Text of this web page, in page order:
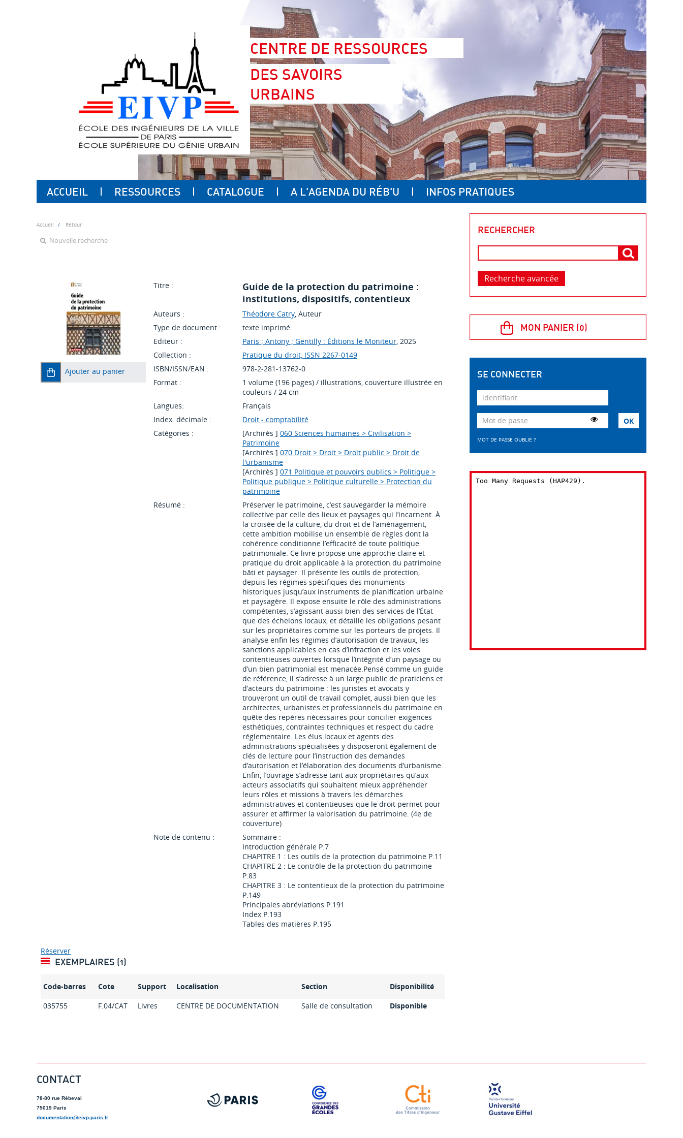
CENTRE DE RESSOURCES
DES SAVOIRS
URBAINS
ACCUEIL RESSOURCES CATALOGUE A L'AGENDA DU RÉB'U INFOS PRATIQUES
Accueil Retour
Nouvelle recherche
Ajouter au panier
Titre :
Guide de la protection du patrimoine :
institutions, dispositifs, contentieux
Auteurs : Théodore Catry, Auteur
Type de document :
texte imprimé
Editeur :
Paris ; Antony ; Gentilly : Éditions le Moniteur, 2025
Collection :
Pratique du droit, ISSN 2267-0149
ISBN/ISSN/EAN :
978-2-281-13762-0
Format :
1 volume (196 pages) / illustrations, couverture illustrée en
couleurs / 24 cm
Langues:
Français
Index. décimale :
Droit - comptabilité
Catégories :
[Archirès ]060 Sciences humaines > Civilisation >
Patrimoine
[Archirès ]070 Droit > Droit > Droit public > Droit de
l'urbanisme
[Archirès ]071 Politique et pouvoirs publics > Politique >
Politique publique > Politique culturelle > Protection du
patrimoine
Résumé :
Préserver le patrimoine, c’est sauvegarder la mémoire
collective par celle des lieux et paysages qui l’incarnent. À
la croisée de la culture, du droit et de l’aménagement,
cette ambition mobilise un ensemble de règles dont la
cohérence conditionne l’efficacité de toute politique
patrimoniale. Ce livre propose une approche claire et
pratique du droit applicable à la protection du patrimoine
bâti et paysager. Il présente les outils de protection,
depuis les régimes spécifiques des monuments
historiques jusqu’aux instruments de planification urbaine
et paysagère. Il expose ensuite le rôle des administrations
compétentes, s’agissant aussi bien des services de l’État
que des échelons locaux, et détaille les obligations pesant
sur les propriétaires comme sur les porteurs de projets. Il
analyse enfin les régimes d’autorisation de travaux, les
sanctions applicables en cas d’infraction et les voies
contentieuses ouvertes lorsque l’intégrité d’un paysage ou
d’un bien patrimonial est menacée.Pensé comme un guide
de référence, il s’adresse à un large public de praticiens et
d’acteurs du patrimoine : les juristes et avocats y
trouveront un outil de travail complet, aussi bien que les
architectes, urbanistes et professionnels du patrimoine en
quête des repères nécessaires pour concilier exigences
esthétiques, contraintes techniques et respect du cadre
réglementaire. Les élus locaux et agents des
administrations spécialisées y disposeront également de
clés de lecture pour l’instruction des demandes
d’autorisation et l’élaboration des documents d’urbanisme.
Enfin, l’ouvrage s’adresse tant aux propriétaires qu’aux
acteurs associatifs qui souhaitent mieux appréhender
leurs rôles et missions à travers les démarches
administratives et contentieuses que le droit permet pour
assurer et affirmer la valorisation du patrimoine. (4e de
couverture)
Note de contenu :
Sommaire :
Introduction générale P.7
CHAPITRE 1 : Les outils de la protection du patrimoine P.11
CHAPITRE 2 : Le contrôle de la protection du patrimoine
P.83
CHAPITRE 3 : Le contentieux de la protection du patrimoine
P.149
Principales abréviations P.191
Index P.193
Tables des matières P.195
Réserver
EXEMPLAIRES (1)
Code-barres Cote Support Localisation Section
Disponibilité
035755
F.04/CAT Livres CENTRE DE DOCUMENTATION Salle de consultation Disponible
RECHERCHER
Recherche avancée
SE CONNECTER
MOT DE PASSE OUBLIÉ ?
CONTACT
78-80 rue Rébeval
75019 Paris
documentation@eivp-paris.fr